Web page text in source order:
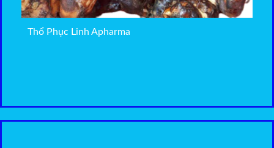
Thổ Phục Linh Apharma